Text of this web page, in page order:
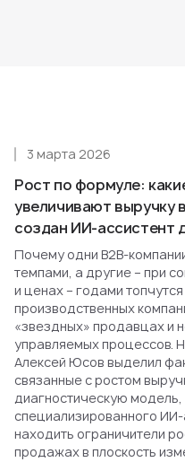
Рост по формуле:
увеличивают выручку
создан ИИ-ассистент
3 марта 2026
Почему одни B2B-
темпами, а другие – при
и ценах – годами
производственных
«звездных» продавцах и
управляемых процессов.
Алексей Юсов выделил
связанные с ростом
диагностическую модель,
специализированного
находить ограничители
продажах в плоскость